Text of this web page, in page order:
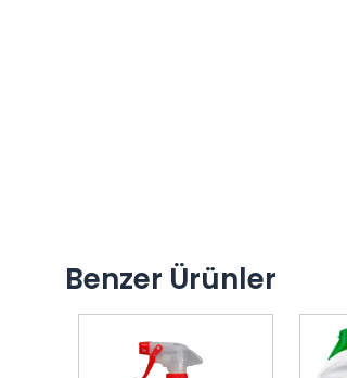
Benzer Ürünler